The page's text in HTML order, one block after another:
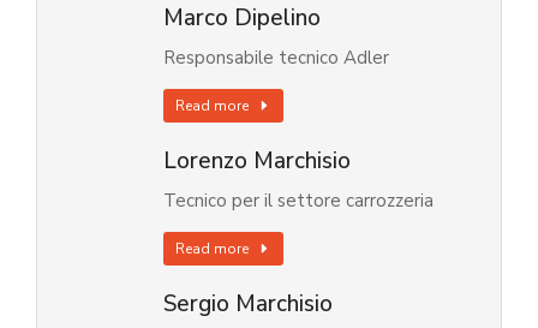
Marco Dipelino
Responsabile tecnico Adler
Read more
Lorenzo Marchisio
Tecnico per il settore carrozzeria
Read more
Sergio Marchisio